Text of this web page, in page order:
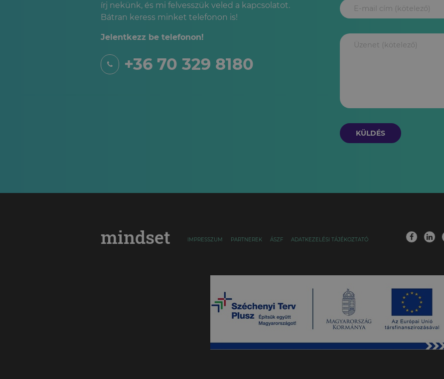
írj nekünk, és mi felvesszük veled a kapcsolatot.
Bátran keress minket telefonon is!
Jelentkezz be telefonon!
+36 70 329 8180
KÜLDÉS
mindset IMPRESSZUM PARTNEREK ÁSZF ADATKEZELÉSI TÁJÉKOZTATÓ